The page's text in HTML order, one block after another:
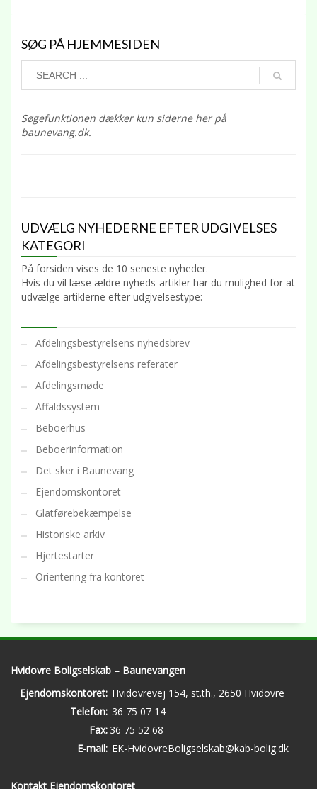
SØG PÅ HJEMMESIDEN
Søgefunktionen dækkerkun siderne her på
baunevang.dk.
UDVÆLG NYHEDERNE EFTER UDGIVELSES
KATEGORI
På forsiden vises de 10 seneste nyheder.
Hvis du vil læse ældre nyheds-artikler har du mulighed for at
udvælge artiklerne efter udgivelsestype:
Afdelingsbestyrelsens nyhedsbrev
Afdelingsbestyrelsens referater
Afdelingsmøde
Affaldssystem
Beboerhus
Beboerinformation
Det sker i Baunevang
Ejendomskontoret
Glatførebekæmpelse
Historiske arkiv
Hjertestarter
Orientering fra kontoret
Hvidovre Boligselskab – Baunevangen
Ejendomskontoret: Hvidovrevej 154, st.th., 2650 Hvidovre
Telefon: 36 75 07 14
Fax: 36 75 52 68
E-mail: EK-HvidovreBoligselskab@kab-bolig.dk
Kontakt Ejendomskontoret